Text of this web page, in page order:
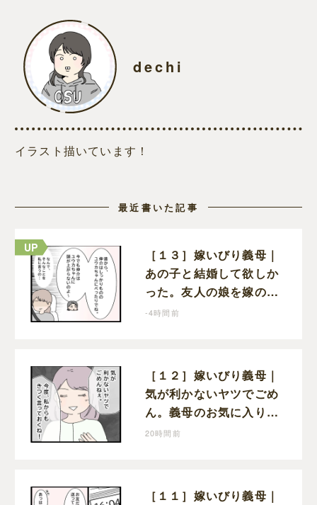
dechi
イラスト描いています！
最近書いた記事
［１３］嫁いびり義母｜
あの子と結婚して欲しか
った。友人の娘を嫁の前
で褒めちぎる無神経な義
-4時間前
［１２］嫁いびり義母｜
気が利かないヤツでごめ
ん。義母のお気に入り女
性が夫との親密さを匂わ
20時間前
［１１］嫁いびり義母｜